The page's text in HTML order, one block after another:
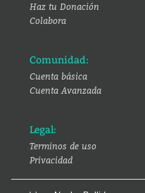
Haz tu Donación
Colabora
Comunidad:
Cuenta básica
Cuenta Avanzada
Legal:
Terminos de uso
Privacidad